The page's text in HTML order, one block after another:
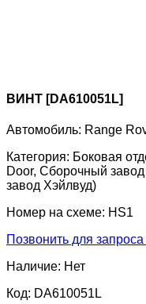
ВИНТ [DA610051L]
Автомобиль: Range
Категория: Боковая
Door, Сборочный
завод Хэйлвуд)
Номер на схеме: HS1
Позвонить для
Наличие: Нет
Код: DA610051L